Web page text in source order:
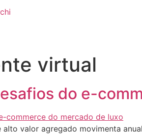
virtual
do e-
valor agregado movimenta